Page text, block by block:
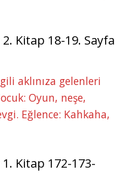
2. Kitap 18-19. Sayfa
aklınıza gelenleri
Oyun, neşe,
Eğlence: Kahkaha,
1. Kitap 172-173-